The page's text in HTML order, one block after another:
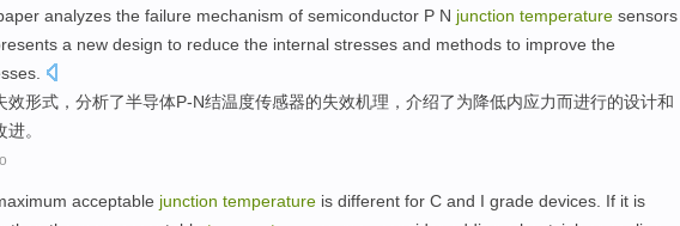
analyzes the failure mechanism of semiconductor P N junction temperature sensors
a new design to reduce the internal stresses and methods to improve the
效形式， 分析了半导体P-N结温度传感器的失效机理 ， 介绍了为降低内应力而进行的设计和
进。
acceptable junction temperature is different for C and I grade devices If it is